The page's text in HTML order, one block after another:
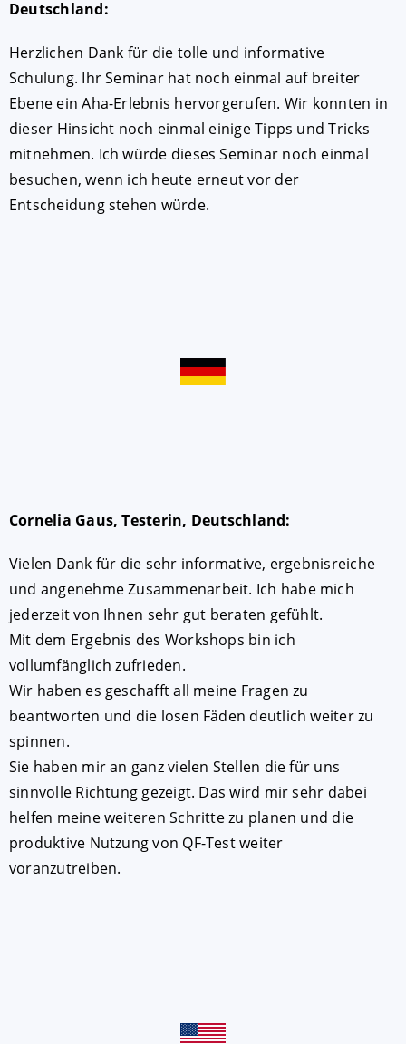
Deutschland:
Herzlichen Dank für die tolle und informative
Schulung. Ihr Seminar hat noch einmal auf breiter
Ebene ein Aha-Erlebnis hervorgerufen. Wir konnten in
dieser Hinsicht noch einmal einige Tipps und Tricks
mitnehmen. Ich würde dieses Seminar noch einmal
besuchen, wenn ich heute erneut vor der
Entscheidung stehen würde.
Cornelia Gaus, Testerin, Deutschland:
Vielen Dank für die sehr informative, ergebnisreiche
und angenehme Zusammenarbeit. Ich habe mich
jederzeit von Ihnen sehr gut beraten gefühlt.
Mit dem Ergebnis des Workshops bin ich
vollumfänglich zufrieden.
Wir haben es geschafft all meine Fragen zu
beantworten und die losen Fäden deutlich weiter zu
spinnen.
Sie haben mir an ganz vielen Stellen die für uns
sinnvolle Richtung gezeigt. Das wird mir sehr dabei
helfen meine weiteren Schritte zu planen und die
produktive Nutzung von QF-Test weiter
voranzutreiben.